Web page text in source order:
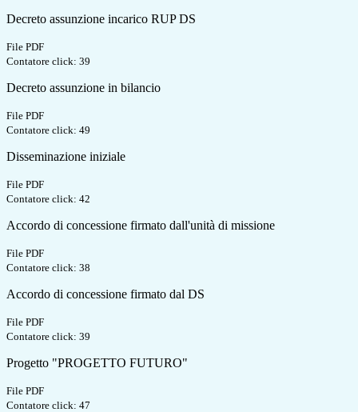
Decreto assunzione incarico RUP DS
File PDF
Contatore click: 39
Decreto assunzione in bilancio
File PDF
Contatore click: 49
Disseminazione iniziale
File PDF
Contatore click: 42
Accordo di concessione firmato dall'unità di missione
File PDF
Contatore click: 38
Accordo di concessione firmato dal DS
File PDF
Contatore click: 39
Progetto "PROGETTO FUTURO"
File PDF
Contatore click: 47